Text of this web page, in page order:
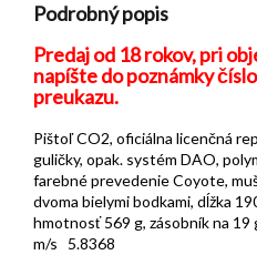
Podrobný popis
Predaj od 18 rokov, pri
napíšte do poznámky
preukazu.
Pištoľ CO2, oficiálna licenčná
guličky, opak. systém DAO,
farebné prevedenie Coyote,
dvoma bielymi bodkami, dĺžka
hmotnosť 569 g, zásobník na
m/s 5.8368